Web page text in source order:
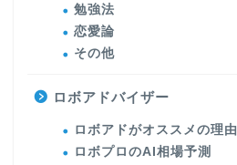
勉強法
恋愛論
その他
ロボアドバイザー
ロボアドがオススメの理由
ロボプロのAI相場予測